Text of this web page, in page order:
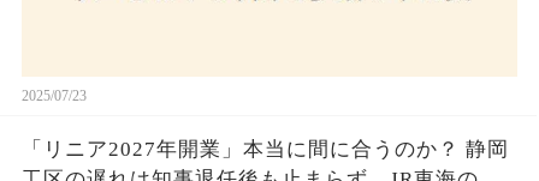
2025/07/23
「リニア2027年開業」本当に間に合うのか？ 静岡